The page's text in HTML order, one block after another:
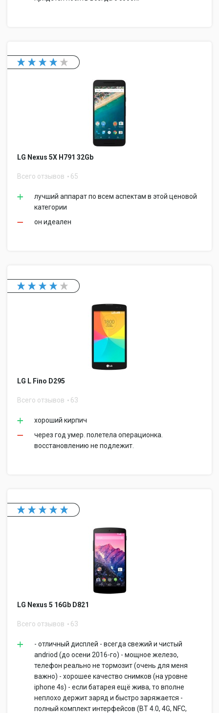
LG Nexus 5X H791 32Gb
Всего отзывов 65
лучший аппарат по всем аспектам в этой ценовой
категории
он идеален
LG L Fino D295
Всего отзывов 63
хороший кирпич
через год умер. полетела операционка.
восстановлению не подлежит.
LG Nexus 5 16Gb D821
Всего отзывов 63
- отличный дисплей - всегда свежий и чистый
andriod (до осени 2016-го) - мощное железо,
телефон реально не тормозит (очень для меня
важно) - хорошее качество снимков (на уровне
iphone 4s) - если батарея ещё жива, то вполне
неплохо держит заряд и быстро заряжается -
полный комплект интерфейсов (BT 4.0, 4G, NFC,